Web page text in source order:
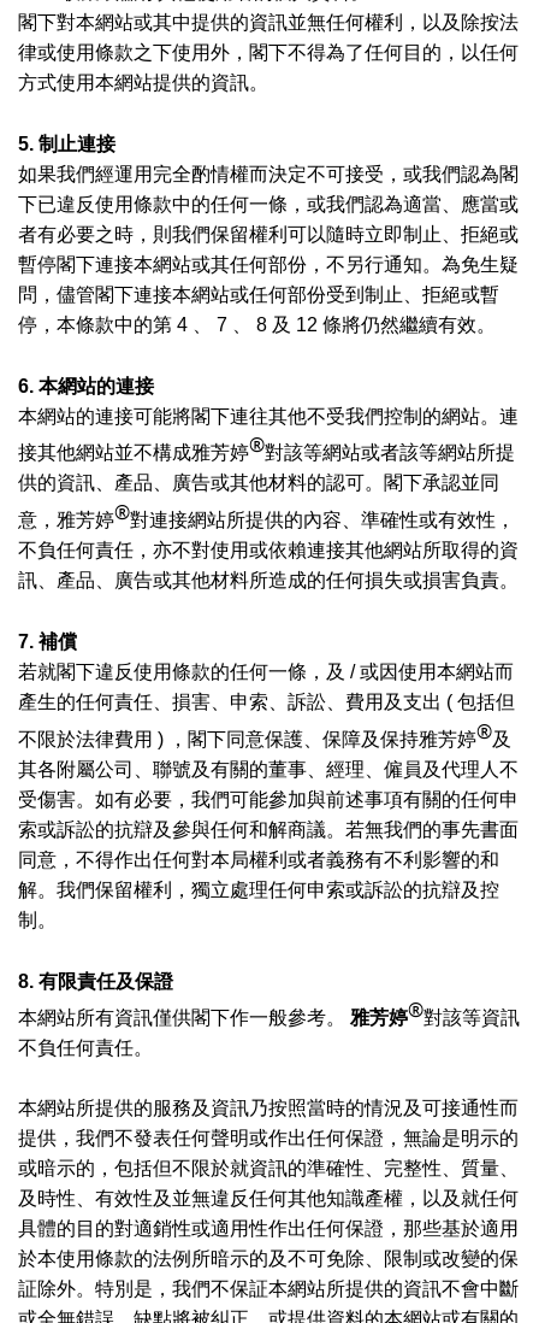
閣下對本網站或其中提供的資訊並無任何權利，以及除按法
律或使用條款之下使用外，閣下不得為了任何目的，以任何
方式使用本網站提供的資訊。
5. 制止連接
如果我們經運用完全酌情權而決定不可接受，或我們認為閣
下已違反使用條款中的任何一條，或我們認為適當、應當或
者有必要之時，則我們保留權利可以隨時立即制止、拒絕或
暫停閣下連接本網站或其任何部份，不另行通知。為免生疑
問，儘管閣下連接本網站或任何部份受到制止、拒絕或暫
停，本條款中的第 4 7 8 及 12 條將仍然繼續有效。
6. 本網站的連接
本網站的連接可能將閣下連往其他不受我們控制的網站。連
接其他網站並不構成雅芳婷®對該等網站或者該等網站所提
供的資訊、產品、廣告或其他材料的認可。閣下承認並同
意，雅芳婷®對連接網站所提供的內容、準確性或有效性，
不負任何責任，亦不對使用或依賴連接其他網站所取得的資
訊、產品、廣告或其他材料所造成的任何損失或損害負責。
7. 補償
若就閣下違反使用條款的任何一條，及 /或因使用本網站而
產生的任何責任、損害、申索、訴訟、費用及支出 ( 包括但
不限於法律費用 ) ，閣下同意保護、保障及保持雅芳婷®及
其各附屬公司、聯號及有關的董事、經理、僱員及代理人不
受傷害。如有必要，我們可能參加與前述事項有關的任何申
索或訴訟的抗辯及參與任何和解商議。若無我們的事先書面
同意，不得作出任何對本局權利或者義務有不利影響的和
解。我們保留權利，獨立處理任何申索或訴訟的抗辯及控
制。
8. 有限責任及保證
本網站所有資訊僅供閣下作一般參考。
雅芳婷®對該等資訊
不負任何責任。
本網站所提供的服務及資訊乃按照當時的情況及可接通性而
提供，我們不發表任何聲明或作出任何保證，無論是明示的
或暗示的，包括但不限於就資訊的準確性、完整性、質量、
及時性、有效性及並無違反任何其他知識產權，以及就任何
具體的目的對適銷性或適用性作出任何保證，那些基於適用
於本使用條款的法例所暗示的及不可免除、限制或改變的保
証除外。特別是，我們不保証本網站所提供的資訊不會中斷